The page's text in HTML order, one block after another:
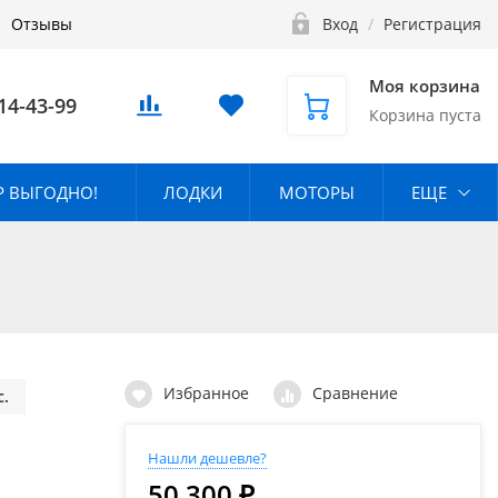
Отзывы Вход / Регистрация
43-99
Моя корзина
Корзина пуста
ВЫГОДНО! ЛОДКИ МОТОРЫ ЕЩЕ
Избранное Сравнение
Нашли дешевле?